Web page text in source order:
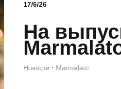
17/6/26
На
Новости · Marmalato